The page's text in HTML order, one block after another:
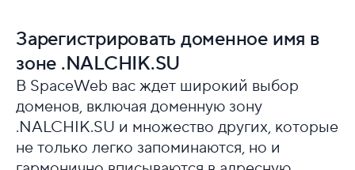
Зарегистрировать доменное имя в
зоне .NALCHIK.SU
В SpaceWeb вас ждет широкий выбор
доменов, включая доменную зону
.NALCHIK.SU и множество других, которые
не только легко запоминаются, но и